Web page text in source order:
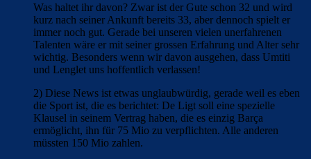
Was haltet ihr davon? Zwar ist der Gute schon 32 und wird
kurz nach seiner Ankunft bereits 33, aber dennoch spielt er
immer noch gut. Gerade bei unseren vielen unerfahrenen
Talenten wäre er mit seiner grossen Erfahrung und Alter sehr
wichtig. Besonders wenn wir davon ausgehen, dass Umtiti
und Lenglet uns hoffentlich verlassen!
2) Diese News ist etwas unglaubwürdig, gerade weil es eben
die Sport ist, die es berichtet: De Ligt soll eine spezielle
Klausel in seinem Vertrag haben, die es einzig Barça
ermöglicht, ihn für 75 Mio zu verpflichten. Alle anderen
müssten 150 Mio zahlen.